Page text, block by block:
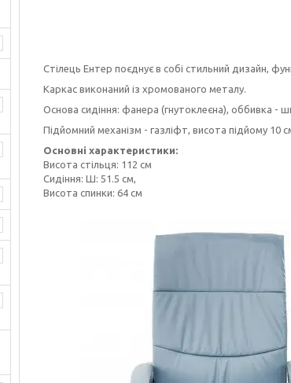
Стілець Ентер поєднує в собі стильний дизайн,
Каркас виконаний із хромованого металу.
Основа сидіння: фанера (гнутоклеєна), оббивка -
Підйомний механізм - газліфт, висота підйому 10
Основні характеристики:
Висота стільця: 112 см
Сидіння: Ш: 51.5 см,
Висота спинки: 64 см